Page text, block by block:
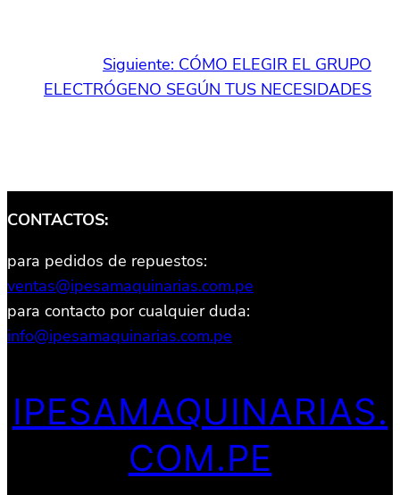
Siguiente: CÓMO ELEGIR EL GRUPO
ELECTRÓGENO SEGÚN TUS NECESIDADES
CONTACTOS:
para pedidos de repuestos:
ventas@ipesamaquinarias.com.pe
para contacto por cualquier duda:
info@ipesamaquinarias.com.pe
IPESAMAQUINARIAS.
COM.PE